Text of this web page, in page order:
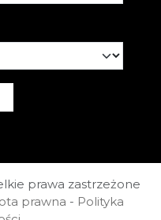
prawa zastrzeżone
prawna - Polityka